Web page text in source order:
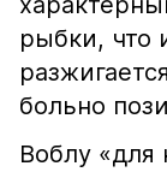
рыбки, что
больно
Воблу «для